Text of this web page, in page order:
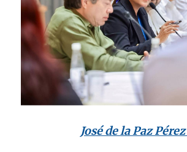
José de la Paz Pérez